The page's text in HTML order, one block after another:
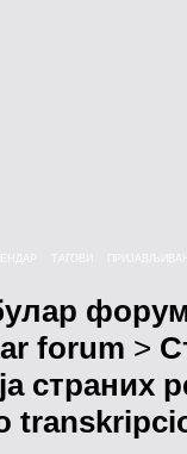
forum >
страних